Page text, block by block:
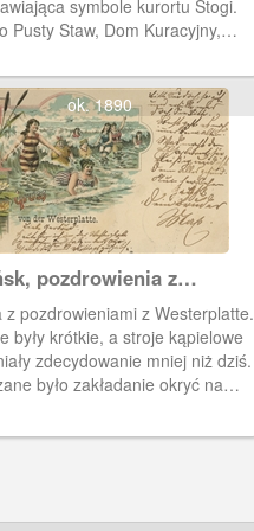
symbole kurortu Stogi.
Pusty Staw, Dom Kuracyjny,
rok.
ok. 1890
pozdrowienia z
z pozdrowieniami z Westerplatte.
były krótkie, a stroje kąpielowe
zdecydowanie mniej niż dziś.
było zakładanie okryć na